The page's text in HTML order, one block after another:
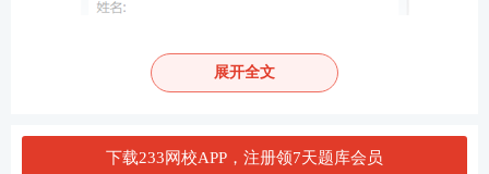
展开全文
下载233网校APP，注册领7天题库会员